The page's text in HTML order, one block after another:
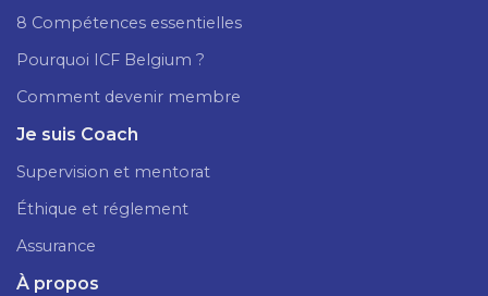
8 Compétences essentielles
Pourquoi ICF Belgium ?
Comment devenir membre
Je suis Coach
Supervision et mentorat
Éthique et réglement
Assurance
À propos